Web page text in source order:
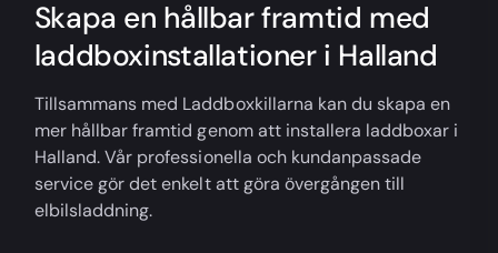
Skapa en hållbar framtid med
laddboxinstallationer i Halland
Tillsammans med Laddboxkillarna kan du skapa en
mer hållbar framtid genom att installera laddboxar i
Halland. Vår professionella och kundanpassade
service gör det enkelt att göra övergången till
elbilsladdning.